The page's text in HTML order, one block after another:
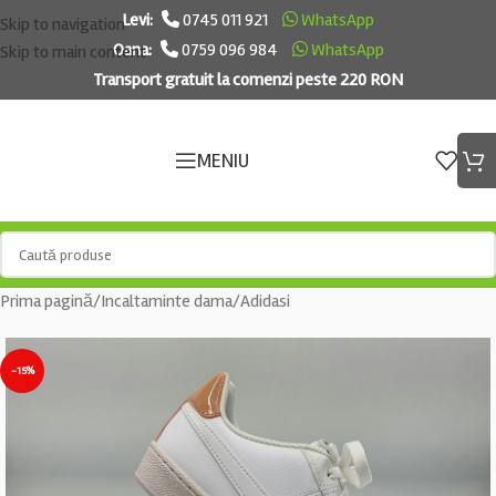
Skip to navigation
Skip to main content
Levi: 0745 011 921
WhatsApp
Oana:
0759 096 984
WhatsApp
Transport gratuit la comenzi peste 220 RON
MENIU
Prima pagină/Incaltaminte dama/Adidasi
-15%